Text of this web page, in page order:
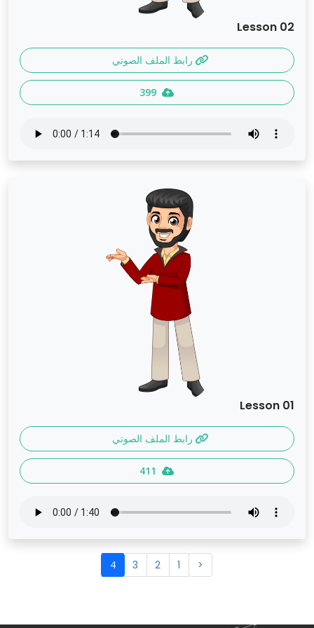
Lesson 02
رابط الملف الصوتي
399
Lesson 01
رابط الملف الصوتي
411
<
1
2
3
4